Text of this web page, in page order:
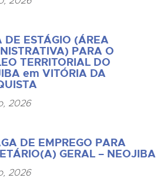
DE ESTÁGIO (ÁREA
PARA O
TERRITORIAL DO
em VITÓRIA DA
2026
DE EMPREGO PARA
GERAL – NEOJIBA
2026